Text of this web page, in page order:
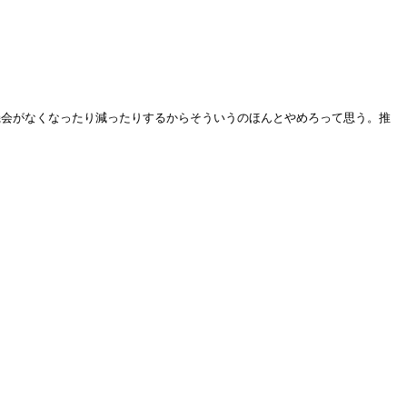
がなくなったり減ったりするからそういうのほんとやめろって思う。推